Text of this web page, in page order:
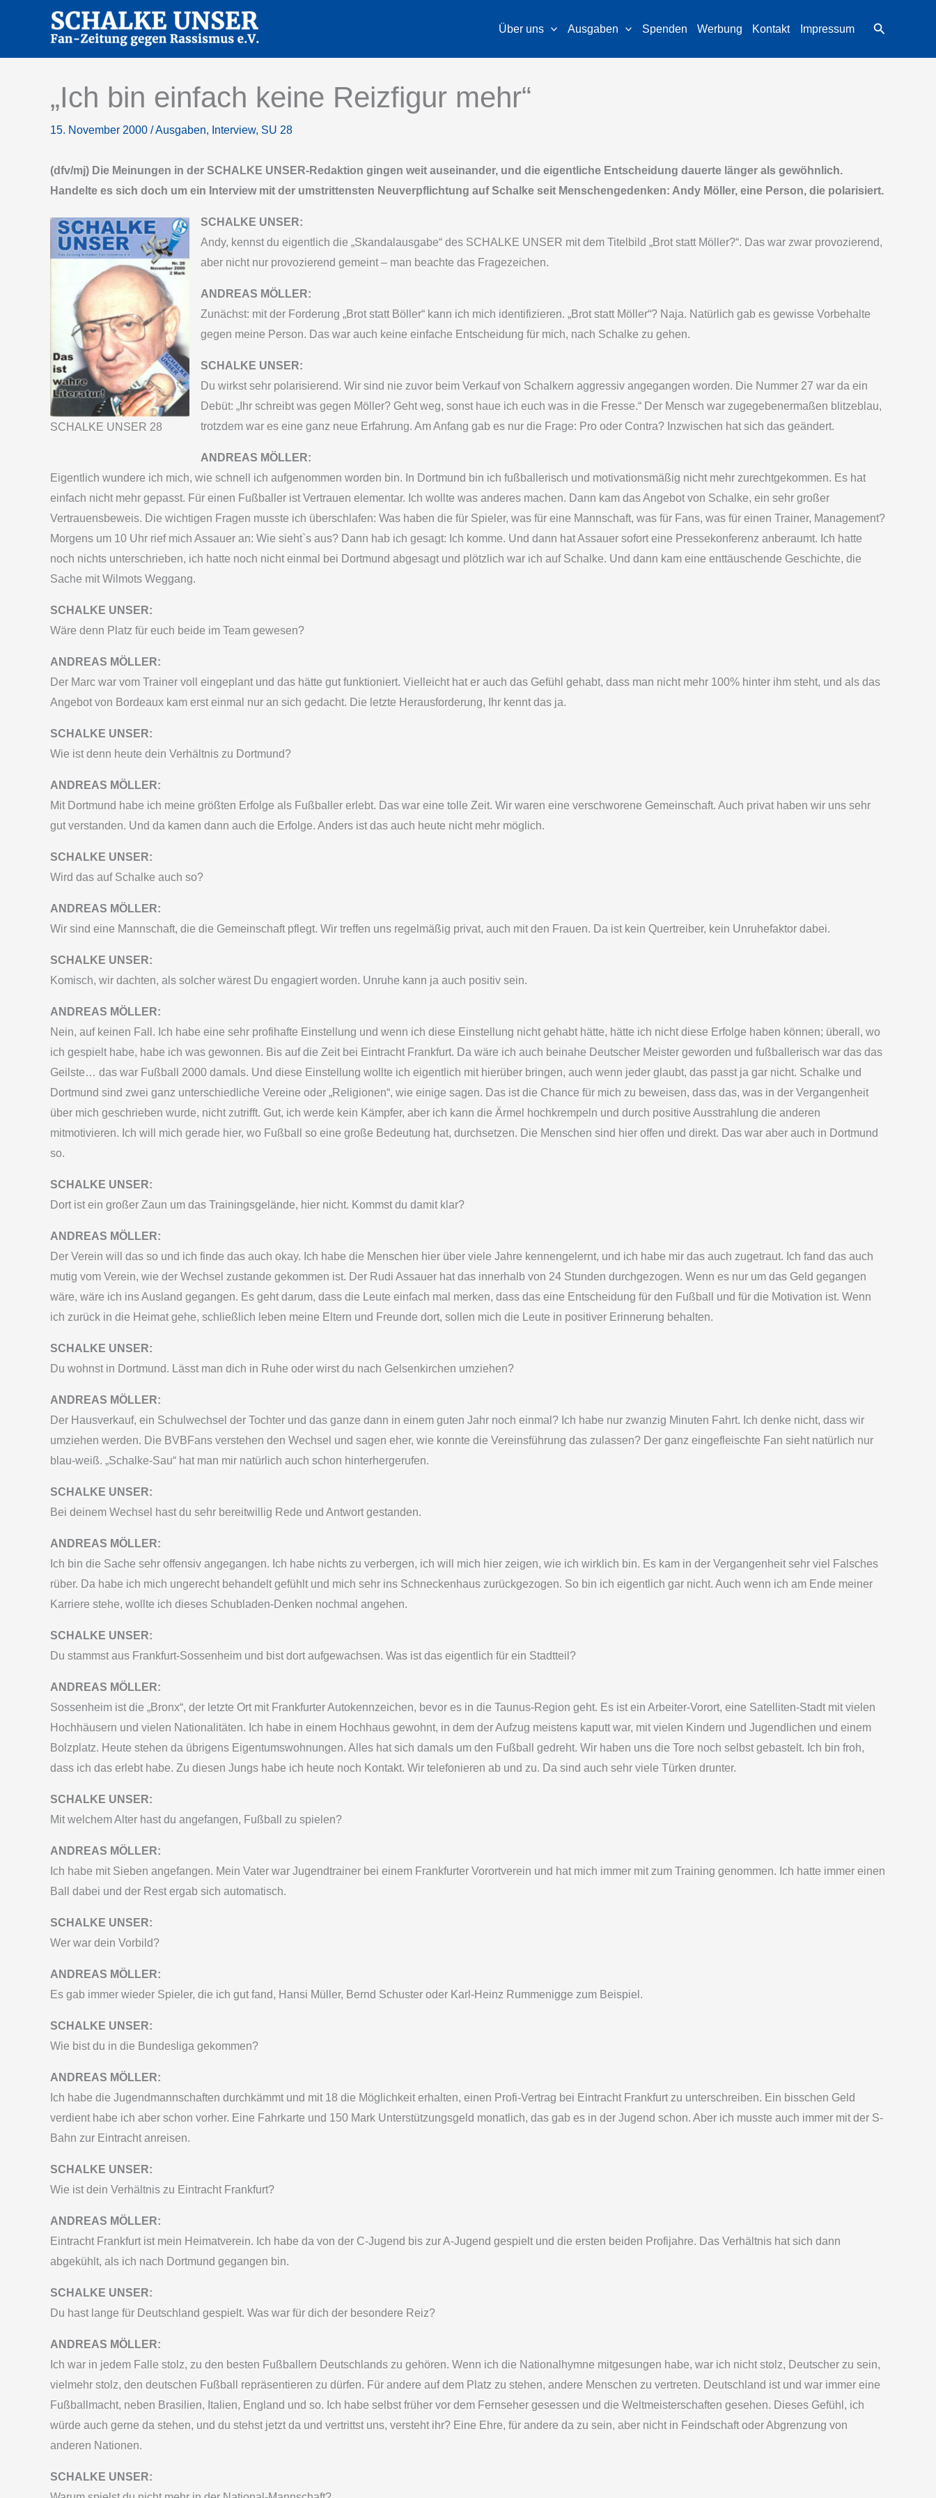
Über uns Ausgaben Spenden Werbung Kontakt Impressum Suchen
„Ich bin einfach keine Reizfigur mehr“
15. November 2000 /Ausgaben, Interview, SU 28
(dfv/mj) Die Meinungen in der SCHALKE UNSER-Redaktion gingen weit auseinander, und die eigentliche Entscheidung dauerte länger als gewöhnlich.
Handelte es sich doch um ein Interview mit der umstrittensten Neuverpflichtung auf Schalke seit Menschengedenken: Andy Möller, eine Person, die polarisiert.
SCHALKE UNSER 28
SCHALKE UNSER:
Andy, kennst du eigentlich die „Skandalausgabe“ des SCHALKE UNSER mit dem Titelbild „Brot statt Möller?“. Das war zwar provozierend,
aber nicht nur provozierend gemeint – man beachte das Fragezeichen.
ANDREAS MÖLLER:
Zunächst: mit der Forderung „Brot statt Böller“ kann ich mich identifizieren. „Brot statt Möller“? Naja. Natürlich gab es gewisse Vorbehalte
gegen meine Person. Das war auch keine einfache Entscheidung für mich, nach Schalke zu gehen.
SCHALKE UNSER:
Du wirkst sehr polarisierend. Wir sind nie zuvor beim Verkauf von Schalkern aggressiv angegangen worden. Die Nummer 27 war da ein
Debüt: „Ihr schreibt was gegen Möller? Geht weg, sonst haue ich euch was in die Fresse.“ Der Mensch war zugegebenermaßen blitzeblau,
trotzdem war es eine ganz neue Erfahrung. Am Anfang gab es nur die Frage: Pro oder Contra? Inzwischen hat sich das geändert.
ANDREAS MÖLLER:
Eigentlich wundere ich mich, wie schnell ich aufgenommen worden bin. In Dortmund bin ich fußballerisch und motivationsmäßig nicht mehr zurechtgekommen. Es hat
einfach nicht mehr gepasst. Für einen Fußballer ist Vertrauen elementar. Ich wollte was anderes machen. Dann kam das Angebot von Schalke, ein sehr großer
Vertrauensbeweis. Die wichtigen Fragen musste ich überschlafen: Was haben die für Spieler, was für eine Mannschaft, was für Fans, was für einen Trainer, Management?
Morgens um 10 Uhr rief mich Assauer an: Wie sieht`s aus? Dann hab ich gesagt: Ich komme. Und dann hat Assauer sofort eine Pressekonferenz anberaumt. Ich hatte
noch nichts unterschrieben, ich hatte noch nicht einmal bei Dortmund abgesagt und plötzlich war ich auf Schalke. Und dann kam eine enttäuschende Geschichte, die
Sache mit Wilmots Weggang.
SCHALKE UNSER:
Wäre denn Platz für euch beide im Team gewesen?
ANDREAS MÖLLER:
Der Marc war vom Trainer voll eingeplant und das hätte gut funktioniert. Vielleicht hat er auch das Gefühl gehabt, dass man nicht mehr 100% hinter ihm steht, und als das
Angebot von Bordeaux kam erst einmal nur an sich gedacht. Die letzte Herausforderung, Ihr kennt das ja.
SCHALKE UNSER:
Wie ist denn heute dein Verhältnis zu Dortmund?
ANDREAS MÖLLER:
Mit Dortmund habe ich meine größten Erfolge als Fußballer erlebt. Das war eine tolle Zeit. Wir waren eine verschworene Gemeinschaft. Auch privat haben wir uns sehr
gut verstanden. Und da kamen dann auch die Erfolge. Anders ist das auch heute nicht mehr möglich.
SCHALKE UNSER:
Wird das auf Schalke auch so?
ANDREAS MÖLLER:
Wir sind eine Mannschaft, die die Gemeinschaft pflegt. Wir treffen uns regelmäßig privat, auch mit den Frauen. Da ist kein Quertreiber, kein Unruhefaktor dabei.
SCHALKE UNSER:
Komisch, wir dachten, als solcher wärest Du engagiert worden. Unruhe kann ja auch positiv sein.
ANDREAS MÖLLER:
Nein, auf keinen Fall. Ich habe eine sehr profihafte Einstellung und wenn ich diese Einstellung nicht gehabt hätte, hätte ich nicht diese Erfolge haben können; überall, wo
ich gespielt habe, habe ich was gewonnen. Bis auf die Zeit bei Eintracht Frankfurt. Da wäre ich auch beinahe Deutscher Meister geworden und fußballerisch war das das
Geilste… das war Fußball 2000 damals. Und diese Einstellung wollte ich eigentlich mit hierüber bringen, auch wenn jeder glaubt, das passt ja gar nicht. Schalke und
Dortmund sind zwei ganz unterschiedliche Vereine oder „Religionen“, wie einige sagen. Das ist die Chance für mich zu beweisen, dass das, was in der Vergangenheit
über mich geschrieben wurde, nicht zutrifft. Gut, ich werde kein Kämpfer, aber ich kann die Ärmel hochkrempeln und durch positive Ausstrahlung die anderen
mitmotivieren. Ich will mich gerade hier, wo Fußball so eine große Bedeutung hat, durchsetzen. Die Menschen sind hier offen und direkt. Das war aber auch in Dortmund
so.
SCHALKE UNSER:
Dort ist ein großer Zaun um das Trainingsgelände, hier nicht. Kommst du damit klar?
ANDREAS MÖLLER:
Der Verein will das so und ich finde das auch okay. Ich habe die Menschen hier über viele Jahre kennengelernt, und ich habe mir das auch zugetraut. Ich fand das auch
mutig vom Verein, wie der Wechsel zustande gekommen ist. Der Rudi Assauer hat das innerhalb von 24 Stunden durchgezogen. Wenn es nur um das Geld gegangen
wäre, wäre ich ins Ausland gegangen. Es geht darum, dass die Leute einfach mal merken, dass das eine Entscheidung für den Fußball und für die Motivation ist. Wenn
ich zurück in die Heimat gehe, schließlich leben meine Eltern und Freunde dort, sollen mich die Leute in positiver Erinnerung behalten.
SCHALKE UNSER:
Du wohnst in Dortmund. Lässt man dich in Ruhe oder wirst du nach Gelsenkirchen umziehen?
ANDREAS MÖLLER:
Der Hausverkauf, ein Schulwechsel der Tochter und das ganze dann in einem guten Jahr noch einmal? Ich habe nur zwanzig Minuten Fahrt. Ich denke nicht, dass wir
umziehen werden. Die BVB­Fans verstehen den Wechsel und sagen eher, wie konnte die Vereinsführung das zulassen? Der ganz eingefleischte Fan sieht natürlich nur
blau-weiß. „Schalke-Sau“ hat man mir natürlich auch schon hinterhergerufen.
SCHALKE UNSER:
Bei deinem Wechsel hast du sehr bereitwillig Rede und Antwort gestanden.
ANDREAS MÖLLER:
Ich bin die Sache sehr offensiv angegangen. Ich habe nichts zu verbergen, ich will mich hier zeigen, wie ich wirklich bin. Es kam in der Vergangenheit sehr viel Falsches
rüber. Da habe ich mich ungerecht behandelt gefühlt und mich sehr ins Schneckenhaus zurückgezogen. So bin ich eigentlich gar nicht. Auch wenn ich am Ende meiner
Karriere stehe, wollte ich dieses Schubladen-Denken nochmal angehen.
SCHALKE UNSER:
Du stammst aus Frankfurt-Sossenheim und bist dort aufgewachsen. Was ist das eigentlich für ein Stadtteil?
ANDREAS MÖLLER:
Sossenheim ist die „Bronx“, der letzte Ort mit Frankfurter Autokennzeichen, bevor es in die Taunus-Region geht. Es ist ein Arbeiter-Vorort, eine Satelliten-Stadt mit vielen
Hochhäusern und vielen Nationalitäten. Ich habe in einem Hochhaus gewohnt, in dem der Aufzug meistens kaputt war, mit vielen Kindern und Jugendlichen und einem
Bolzplatz. Heute stehen da übrigens Eigentumswohnungen. Alles hat sich damals um den Fußball gedreht. Wir haben uns die Tore noch selbst gebastelt. Ich bin froh,
dass ich das erlebt habe. Zu diesen Jungs habe ich heute noch Kontakt. Wir telefonieren ab und zu. Da sind auch sehr viele Türken drunter.
SCHALKE UNSER:
Mit welchem Alter hast du angefangen, Fußball zu spielen?
ANDREAS MÖLLER:
Ich habe mit Sieben angefangen. Mein Vater war Jugendtrainer bei einem Frankfurter Vorortverein und hat mich immer mit zum Training genommen. Ich hatte immer einen
Ball dabei und der Rest ergab sich automatisch.
SCHALKE UNSER:
Wer war dein Vorbild?
ANDREAS MÖLLER:
Es gab immer wieder Spieler, die ich gut fand, Hansi Müller, Bernd Schuster oder Karl-Heinz Rummenigge zum Beispiel.
SCHALKE UNSER:
Wie bist du in die Bundesliga gekommen?
ANDREAS MÖLLER:
Ich habe die Jugendmannschaften durchkämmt und mit 18 die Möglichkeit erhalten, einen Profi-Vertrag bei Eintracht Frankfurt zu unterschreiben. Ein bisschen Geld
verdient habe ich aber schon vorher. Eine Fahrkarte und 150 Mark Unterstützungsgeld monatlich, das gab es in der Jugend schon. Aber ich musste auch immer mit der S-
Bahn zur Eintracht anreisen.
SCHALKE UNSER:
Wie ist dein Verhältnis zu Eintracht Frankfurt?
ANDREAS MÖLLER:
Eintracht Frankfurt ist mein Heimatverein. Ich habe da von der C-Jugend bis zur A-Jugend gespielt und die ersten beiden Profijahre. Das Verhältnis hat sich dann
abgekühlt, als ich nach Dortmund gegangen bin.
SCHALKE UNSER:
Du hast lange für Deutschland gespielt. Was war für dich der besondere Reiz?
ANDREAS MÖLLER:
Ich war in jedem Falle stolz, zu den besten Fußballern Deutschlands zu gehören. Wenn ich die Nationalhymne mitgesungen habe, war ich nicht stolz, Deutscher zu sein,
vielmehr stolz, den deutschen Fußball repräsentieren zu dürfen. Für andere auf dem Platz zu stehen, andere Menschen zu vertreten. Deutschland ist und war immer eine
Fußballmacht, neben Brasilien, Italien, England und so. Ich habe selbst früher vor dem Fernseher gesessen und die Weltmeisterschaften gesehen. Dieses Gefühl, ich
würde auch gerne da stehen, und du stehst jetzt da und vertrittst uns, versteht ihr? Eine Ehre, für andere da zu sein, aber nicht in Feindschaft oder Abgrenzung von
anderen Nationen.
SCHALKE UNSER: